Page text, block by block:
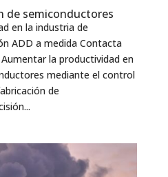
de semiconductores
en la industria de
ADD a medida Contacta
la productividad en
mediante el control
de